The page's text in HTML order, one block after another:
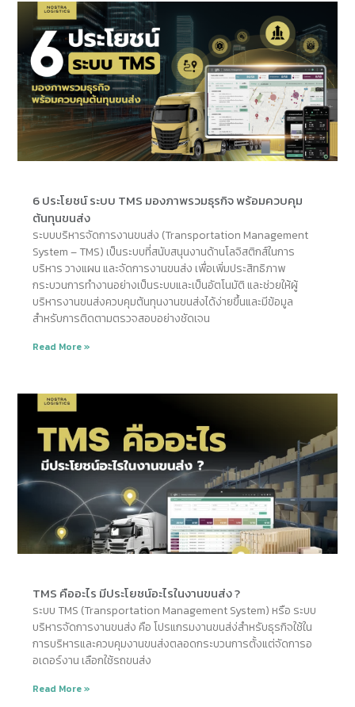
6 ประโยชน์ ระบบ TMS มองภาพรวมธุรกิจ พร้อมควบคุม
ต้นทุนขนส่ง
ระบบบริหารจัดการงานขนส่ง (Transportation Management
System – TMS) เป็นระบบที่สนับสนุนงานด้านโลจิสติกส์ในการ
บริหาร วางแผน และจัดการงานขนส่ง เพื่อเพิ่มประสิทธิภาพ
กระบวนการทำงานอย่างเป็นระบบและเป็นอัตโนมัติ และช่วยให้ผู้
บริหารงานขนส่งควบคุมต้นทุนงานขนส่งได้ง่ายขึ้นและมีข้อมูล
สำหรับการติดตามตรวจสอบอย่างชัดเจน
Read More »
TMS คืออะไร มีประโยชน์อะไรในงานขนส่ง ?
ระบบ TMS (Transportation Management System) หรือ ระบบ
บริหารจัดการงานขนส่ง คือ โปรแกรมงานขนส่ง่สำหรับธุรกิจใช้ใน
การบริหารและควบคุมงานขนส่งตลอดกระบวนการตั้งแต่จัดการอ
อเดอร์งาน เลือกใช้รถขนส่ง
Read More »